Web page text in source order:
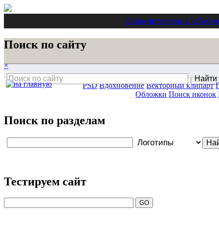
Обзор интернета- LiteВеб-
Поиск по сайту
×
Поиск по разделам
Тестируем сайт
PSD Вдохновение Векторный клипарт
Обложки Поиск иконок